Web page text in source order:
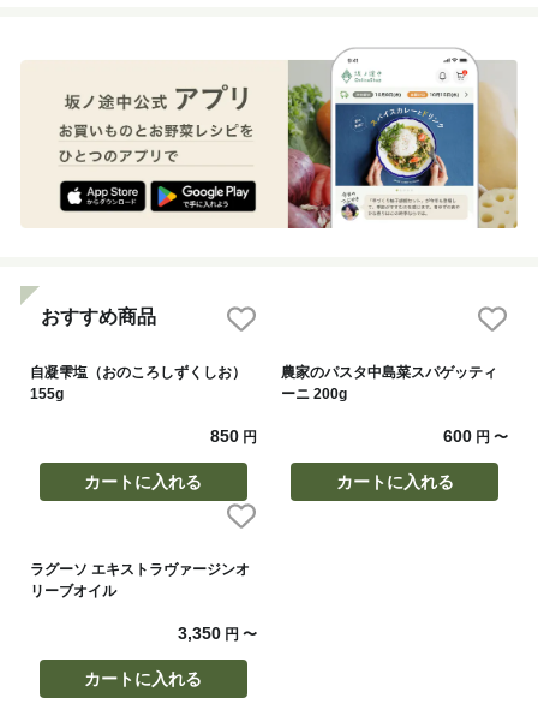
おすすめ商品
自凝雫塩（おのころしずくしお）
155g
850円
カートに入れる
農家のパスタ中島菜スパゲッティ
ーニ 200g
600 円〜
カートに入れる
ラグーソ エキストラヴァージンオ
リーブオイル
3,350円 〜
カートに入れる